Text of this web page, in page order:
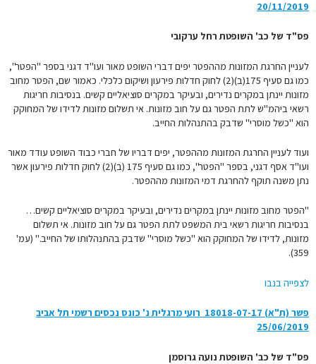
20/11/2019
פס"ד של כב' השופטת רחל ערקובי
לעניין החרגת המזונות מההפטר יפים דברי השופט מאור ועו"ד דגני בספר "הפטר",
כמו גם סעיף 175(ב)(2) לחוק חדלות פירעון ושיקום כלכלי. כאמור שם, הפטר מחוב
מזונות יינתן במקרים נדירים, ובעיקר במקרים סוציאליים קשים. בנסיבות חריגות
רשאי ביהמ"ש לתת הפטר גם על חוב מזונות. אי תשלום מזונות לדידו של המחוקק
הוא "כשל מוסרי" שדבק בהתנהלות החייב.
ועוד לעניין החרגת המזונות מההפטר, יפים דבריו של חברי כבוד השופט עודד מאור
ועו"ד אסף דגני, בספר "הפטר", כמו גם סעיף 175 (ב)(2) לחוק חדלות פירעון אשר
נתן משנה תוקף להחרגת דמי המזונות מההפטר.
"הפטר מחוב מזונות יינתן במקרים נדירים, ובעיקר במקרים סוציאליים קשים…
בנסיבות חריגות רשאי בית המשפט לתת הפטר גם על חוב מזונות. אי תשלום
מזונות, לדידו של המחוקק הוא "כשל מוסרי" שדבק בהתנהלותו של החייב." (עמ'
359).
לצפייה בנבו
פשר (ת"א) 18018-07-17 רועי מרגלית נ' כונס נכסים רשמי תל אביב
25/06/2019
פס"ד של כב' השופטת נועה גרוסמן